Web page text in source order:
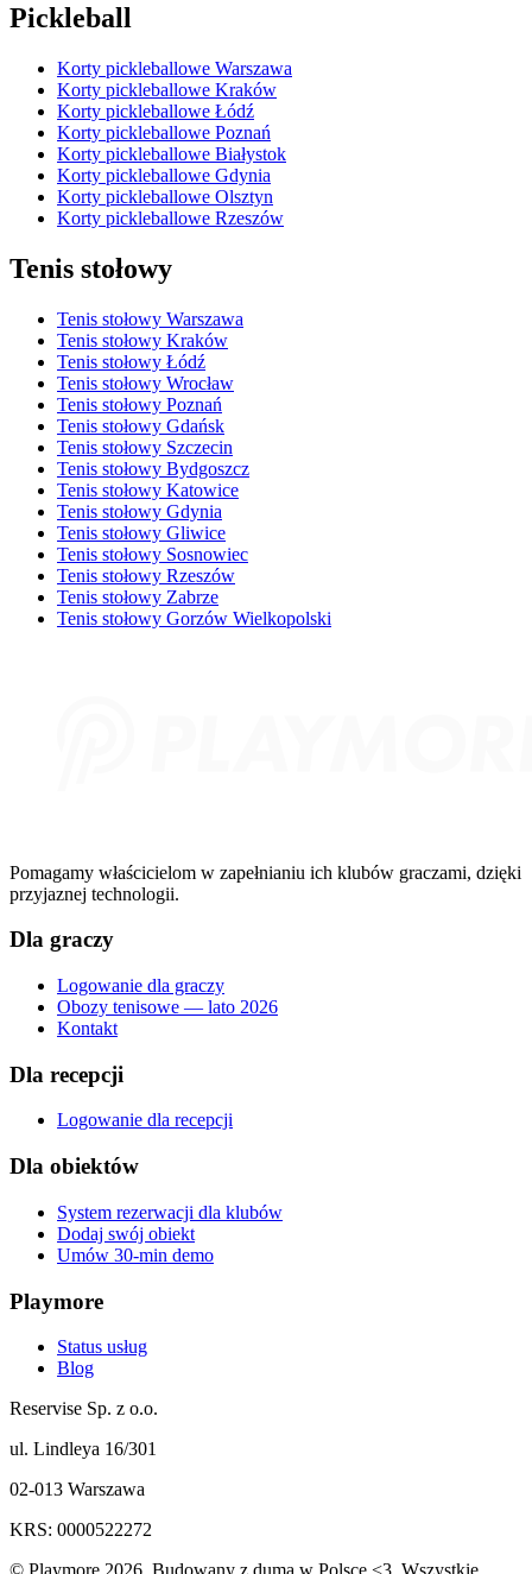
Pickleball
Korty pickleballowe Warszawa
Korty pickleballowe Kraków
Korty pickleballowe Łódź
Korty pickleballowe Poznań
Korty pickleballowe Białystok
Korty pickleballowe Gdynia
Korty pickleballowe Olsztyn
Korty pickleballowe Rzeszów
Tenis stołowy
Tenis stołowy Warszawa
Tenis stołowy Kraków
Tenis stołowy Łódź
Tenis stołowy Wrocław
Tenis stołowy Poznań
Tenis stołowy Gdańsk
Tenis stołowy Szczecin
Tenis stołowy Bydgoszcz
Tenis stołowy Katowice
Tenis stołowy Gdynia
Tenis stołowy Gliwice
Tenis stołowy Sosnowiec
Tenis stołowy Rzeszów
Tenis stołowy Zabrze
Tenis stołowy Gorzów Wielkopolski
Pomagamy właścicielom w zapełnianiu ich klubów graczami, dzięki
przyjaznej technologii.
Dla graczy
Logowanie dla graczy
Obozy tenisowe — lato 2026
Kontakt
Dla recepcji
Logowanie dla recepcji
Dla obiektów
System rezerwacji dla klubów
Dodaj swój obiekt
Umów 30-min demo
Playmore
Status usług
Blog
Reservise Sp. z o.o.
ul. Lindleya 16/301
02-013 Warszawa
KRS: 0000522272